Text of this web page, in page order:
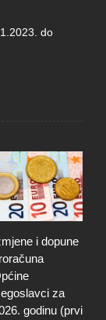
do
i dopune
za
godinu (prvi